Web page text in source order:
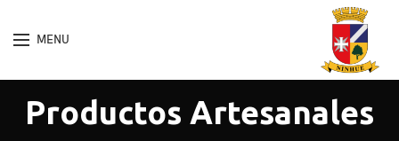
MENU
Productos Artesanales